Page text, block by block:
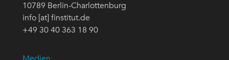
10789 Berlin-Charlottenburg
info [at] finstitut.de
+49 30 40 363 18 90